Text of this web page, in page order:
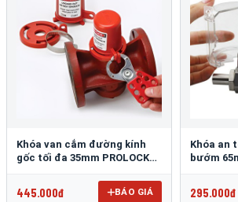
Khóa van cắm đường kính
gốc tối đa 35mm PROLOCKEY
445.000đ BÁO GIÁ
Khóa an
bướm
295.000đ